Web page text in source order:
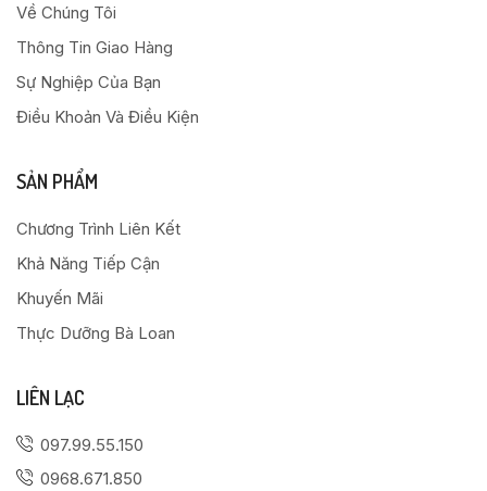
Về Chúng Tôi
Thông Tin Giao Hàng
Sự Nghiệp Của Bạn
Điều Khoản Và Điều Kiện
SẢN PHẨM
Chương Trình Liên Kết
Khả Năng Tiếp Cận
Khuyến Mãi
Thực Dưỡng Bà Loan
LIÊN LẠC
097.99.55.150
0968.671.850